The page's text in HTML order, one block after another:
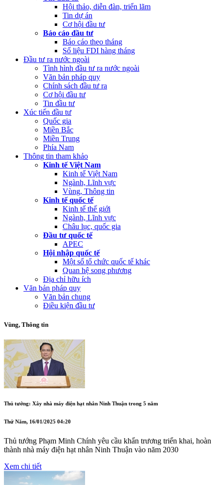
Hội thảo, diễn đàn, triển lãm
Tin dự án
Cơ hội đầu tư
Báo cáo đầu tư
Báo cáo theo tháng
Số liệu FDI hàng tháng
Đầu tư ra nước ngoài
Tình hình đầu tư ra nước ngoài
Văn bản pháp quy
Chính sách đầu tư ra
Cơ hội đầu tư
Tin đầu tư
Xúc tiến đầu tư
Quốc gia
Miền Bắc
Miền Trung
Phía Nam
Thông tin tham khảo
Kinh tế Việt Nam
Kinh tế Việt Nam
Ngành, Lĩnh vực
Vùng, Thông tin
Kinh tế quốc tế
Kinh tế thế giới
Ngành, Lĩnh vực
Châu lục, quốc gia
Đầu tư quốc tế
APEC
Hội nhập quốc tế
Một số tổ chức quốc tế khác
Quan hệ song phương
Địa chỉ hữu ích
Văn bản pháp quy
Văn bản chung
Điều kiện đầu tư
Vùng, Thông tin
Thủ tướng: Xây nhà máy điện hạt nhân Ninh Thuận trong 5 năm
Thứ Năm, 16/01/2025 04:20
Thủ tướng Phạm Minh Chính yêu cầu khẩn trương triển khai, hoàn
thành nhà máy điện hạt nhân Ninh Thuận vào năm 2030
Xem chi tiết